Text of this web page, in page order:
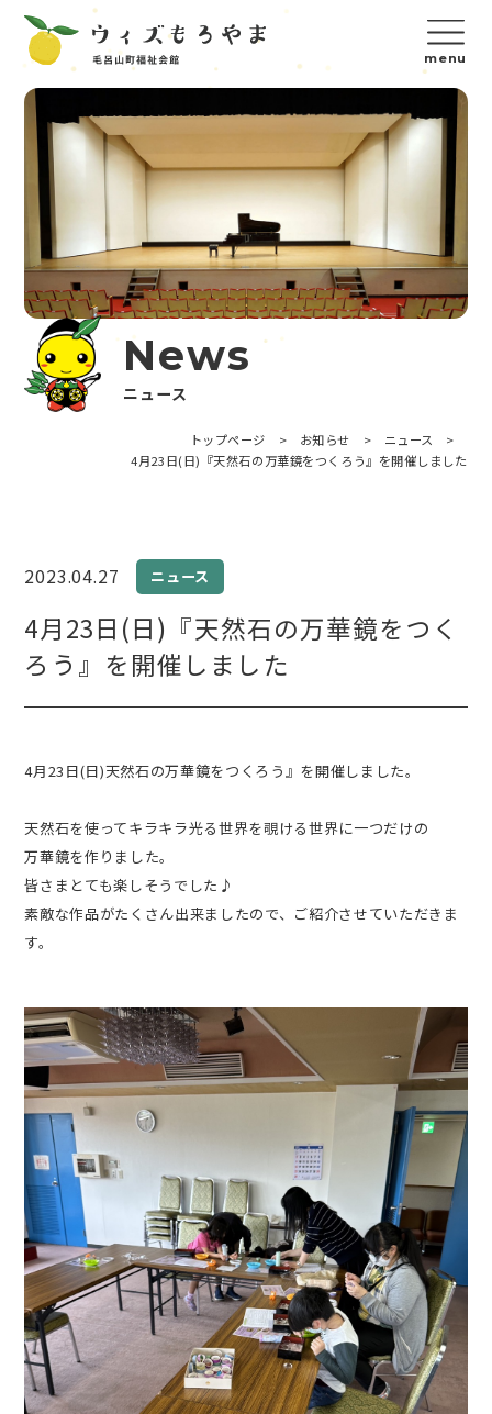
News
ニュース
トップページ > お知らせ > ニュース
>
4月23日(日)『天然石の万華鏡をつくろう』を開催しました
2023.04.27 ニュース
4月23日(日)『天然石の万華鏡をつく
ろう』を開催しました
4月23日(日)天然石の万華鏡をつくろう』を開催しました。
天然石を使ってキラキラ光る世界を覗ける世界に一つだけの
万華鏡を作りました。
皆さまとても楽しそうでした♪
素敵な作品がたくさん出来ましたので、ご紹介させていただきま
す。